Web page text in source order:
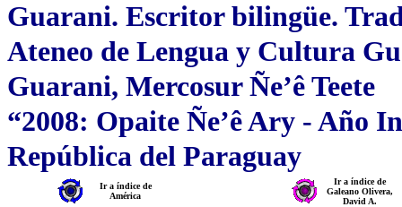
Guarani. Escritor bilingüe.
Ateneo de Lengua y Cultura
Guarani, Mercosur Ñe’ê Teete
“2008: Opaite Ñe’ê Ary - Año
República del Paraguay
Ir a índice de
América
Ir a índice de
Galeano Olivera,
David A.